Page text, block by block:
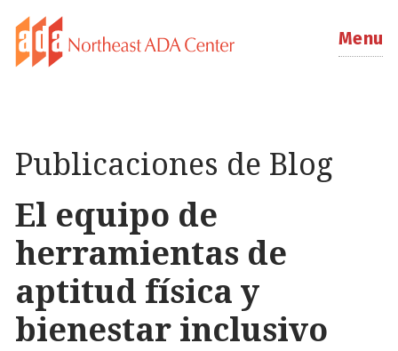
Menu
Publicaciones de Blog
El equipo de
herramientas de
aptitud física y
bienestar inclusivo